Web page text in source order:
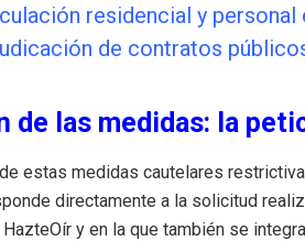
residencial y
de contratos
de las medidas: la
estas medidas cautelares
directamente a la solicitud
y en la que también se